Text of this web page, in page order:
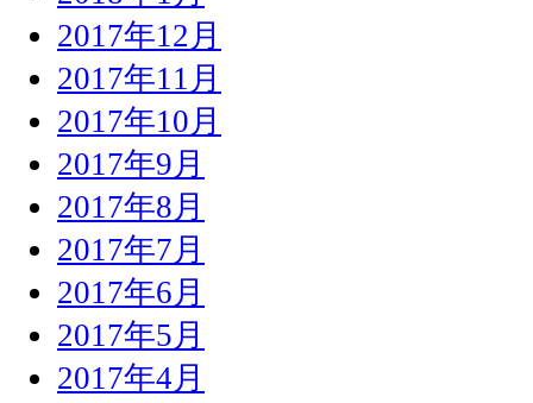
2017年12月
2017年11月
2017年10月
2017年9月
2017年8月
2017年7月
2017年6月
2017年5月
2017年4月